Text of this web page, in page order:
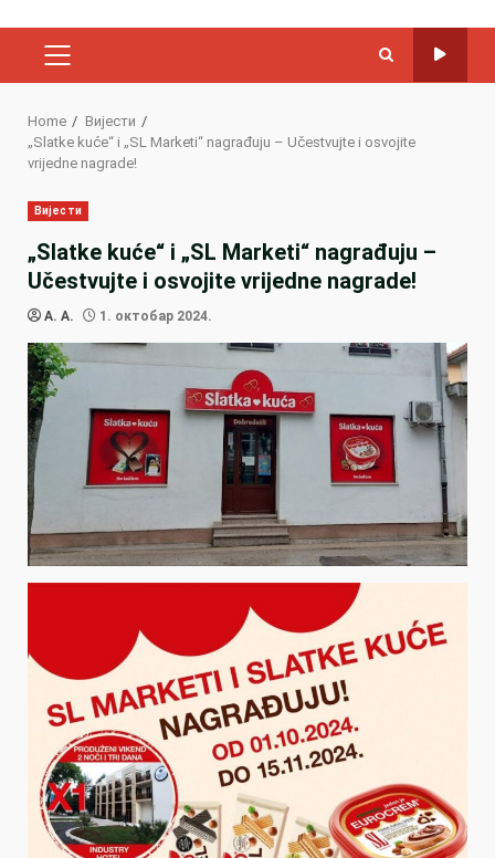
PRIMARY
Home
Вијести
„Slatke kuće“ i „SL Marketi“ nagrađuju – Učestvujte i osvojite
vrijedne nagrade!
Вијести
„Slatke kuće“ i „SL Marketi“ nagrađuju –
Učestvujte i osvojite vrijedne nagrade!
A. A. 1. октобар 2024.